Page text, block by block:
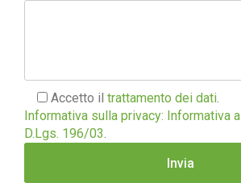
Accetto il trattamento dei dati.
Informativa sulla privacy: Informativa
D.Lgs. 196/03.